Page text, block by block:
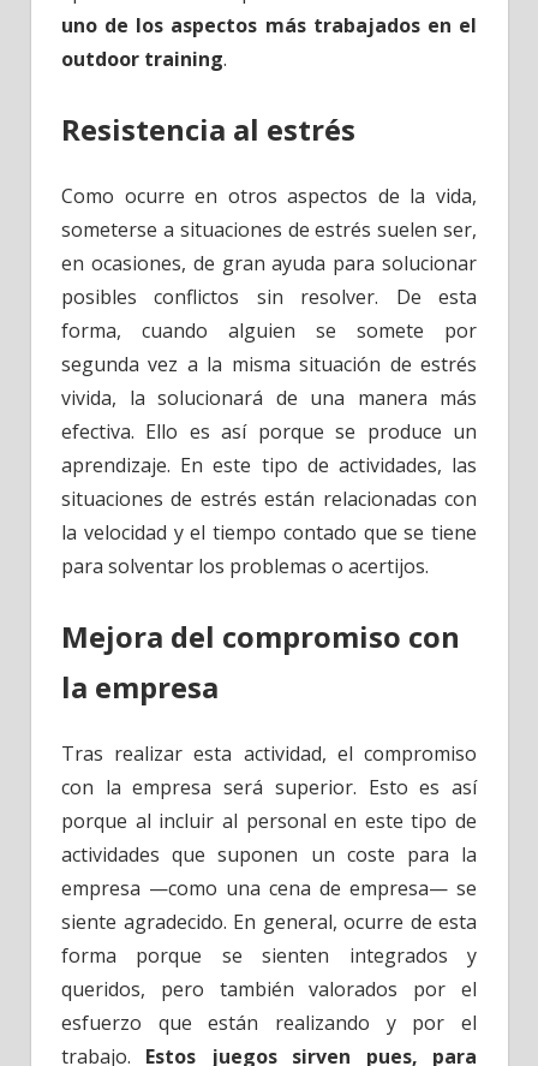
uno de los aspectos más trabajados en el
outdoor training.
Resistencia al estrés
Como ocurre en otros aspectos de la vida,
someterse a situaciones de estrés suelen ser,
en ocasiones, de gran ayuda para solucionar
posibles conflictos sin resolver. De esta
forma, cuando alguien se somete por
segunda vez a la misma situación de estrés
vivida, la solucionará de una manera más
efectiva. Ello es así porque se produce un
aprendizaje. En este tipo de actividades, las
situaciones de estrés están relacionadas con
la velocidad y el tiempo contado que se tiene
para solventar los problemas o acertijos.
Mejora del compromiso con
la empresa
Tras realizar esta actividad, el compromiso
con la empresa será superior. Esto es así
porque al incluir al personal en este tipo de
actividades que suponen un coste para la
empresa —como una cena de empresa— se
siente agradecido. En general, ocurre de esta
forma porque se sienten integrados y
queridos, pero también valorados por el
esfuerzo que están realizando y por el
trabajo. Estos juegos sirven pues, para